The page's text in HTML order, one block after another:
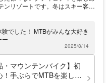
ンリゾートです。冬はスキー客で
バイクは、大人も子供もシニアも
て楽しめる人気のアクティビテ
ルが充実しているので手ぶらで楽
もちろん、リフトに乗ってマウン
の醍醐味である下りの滑走感を気
きます。初心者から楽しめるフロ
やグラスゲレンデ、アドベンチャ
でした！ MTBがみんな大好き
ー
2025/8/14
・マウンテンバイク】初
！手ぶらでMTBを楽しめ